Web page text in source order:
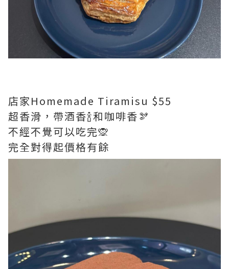
店家Homemade Tiramisu $55
超香滑，帶酒香🍾和咖啡香🫘
不經不覺可以吃完🙊
完全對得起價格有餘